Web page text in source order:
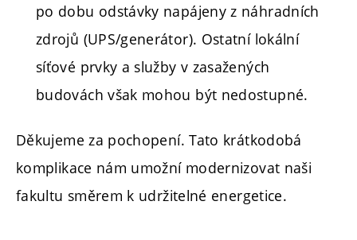
po dobu odstávky napájeny z náhradních
zdrojů (UPS/generátor). Ostatní lokální
síťové prvky a služby v zasažených
budovách však mohou být nedostupné.
Děkujeme za pochopení. Tato krátkodobá
komplikace nám umožní modernizovat naši
fakultu směrem k udržitelné energetice.